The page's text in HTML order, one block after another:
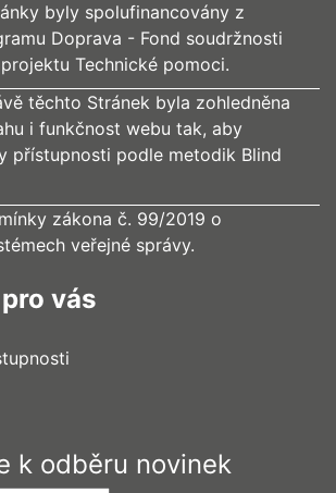
byly spolufinancovány z
Doprava - Fond soudržnosti
Technické pomoci.
těchto Stránek byla zohledněna
i funkčnost webu tak, aby
přístupnosti podle metodik Blind
zákona č. 99/2019 o
veřejné správy.
vás
k odběru novinek